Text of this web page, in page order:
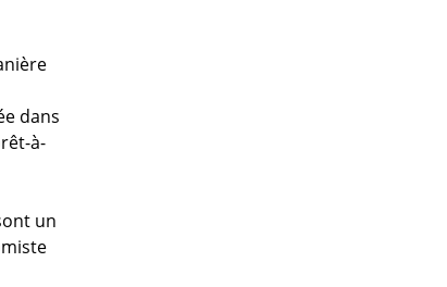
dans
à-
un